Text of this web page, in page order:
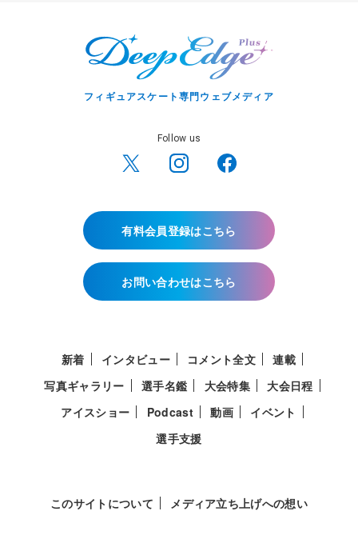
フィギュアスケート専門ウェブメディア
Follow us
有料会員登録はこちら
お問い合わせはこちら
新着 インタビュー コメント全文
連載
写真ギャラリー
選手名鑑 大会特集
大会日程
アイスショー
Podcast 動画
イベント
選手支援
このサイトについて メディア立ち上げへの想い